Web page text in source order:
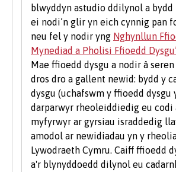
Dysgwch fwy am gyfleoedd
wefanUndeb y Myfyrwyr.
blwyddyn astudio ddilynol a bydd
ei nodi’n glir yn eich cynnig pan
neu fel y nodir yng Nghynllun
Mynediad a Pholisi Ffioedd
Mae ffioedd dysgu a nodir â
dros dro a gallent newid: bydd y
dysgu (uchafswm y ffioedd dysgu
darparwyr rheoleiddiedig eu codi
myfyrwyr ar gyrsiau israddedig
amodol ar newidiadau yn y
Lywodraeth Cymru. Caiff ffioedd
a'r blynyddoedd dilynol eu